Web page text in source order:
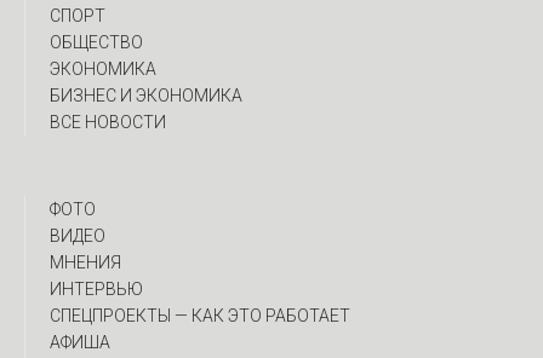
СПОРТ
ОБЩЕСТВО
ЭКОНОМИКА
БИЗНЕС И ЭКОНОМИКА
ВСЕ НОВОСТИ
ФОТО
ВИДЕО
МНЕНИЯ
ИНТЕРВЬЮ
CПЕЦПРОЕКТЫ — КАК ЭТО РАБОТАЕТ
АФИША